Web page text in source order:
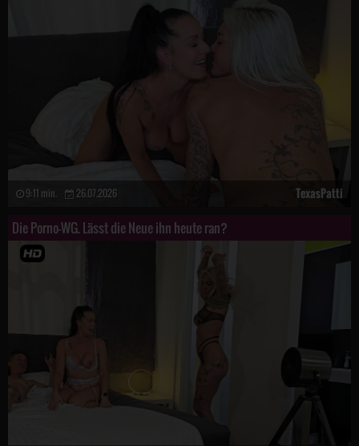
9:11 min. 26.07.2026 TexasPatti
Die Porno-WG. Lässt die Neue ihn heute ran?